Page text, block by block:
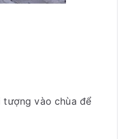
tượng vào chùa để